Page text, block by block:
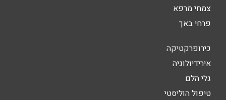
צמחי מרפא
פרחי באך
כירופרקטיקה
אירידיולוגיה
גלי הלם
טיפול הוליסטי